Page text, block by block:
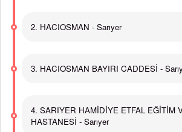
2. HACIOSMAN - Sarıyer
3. HACIOSMAN BAYIRI CADDESİ -
4. SARIYER HAMİDİYE ETFAL EĞİTİM
HASTANESİ - Sarıyer